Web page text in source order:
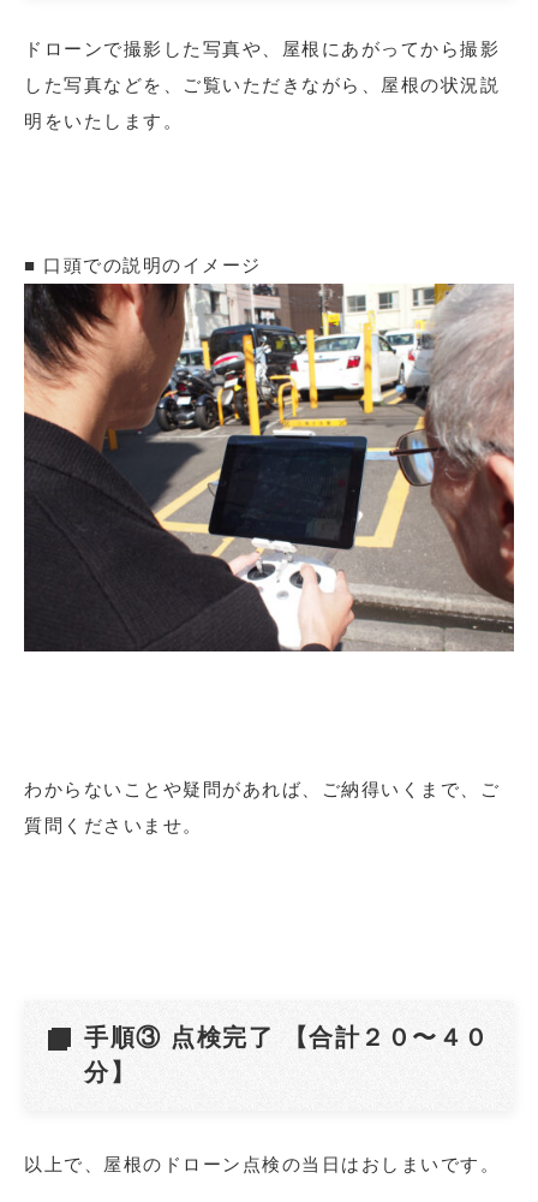
ドローンで撮影した写真や、屋根にあがってから撮影
した写真などを、ご覧いただきながら、屋根の状況説
明をいたします。
■ 口頭での説明のイメージ
わからないことや疑問があれば、ご納得いくまで、ご
質問くださいませ。
手順③ 点検完了 【合計２０〜４０
分】
以上で、屋根のドローン点検の当日はおしまいです。